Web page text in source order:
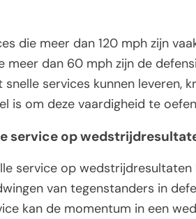
die meer dan 120 mph zijn
meer dan 60 mph zijn de
services kunnen leveren,
is om deze vaardigheid te
service op
service op wedstrijdresultaten
van tegenstanders in
kan de momentum in een